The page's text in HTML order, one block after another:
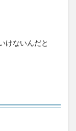
けないんだと